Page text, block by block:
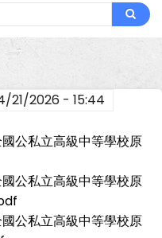
21/2026 - 15:44
公私立高級中等學校原
公私立高級中等學校原
公私立高級中等學校原